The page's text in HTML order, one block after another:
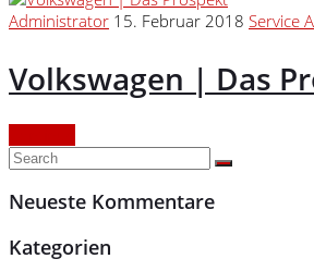
Administrator 15. Februar 2018 Service
Volkswagen | Das
Neueste Kommentare
Kategorien